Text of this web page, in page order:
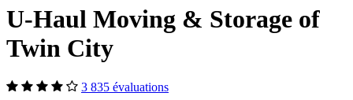
U-Haul Moving & Storage of
Twin City
3 835 évaluations